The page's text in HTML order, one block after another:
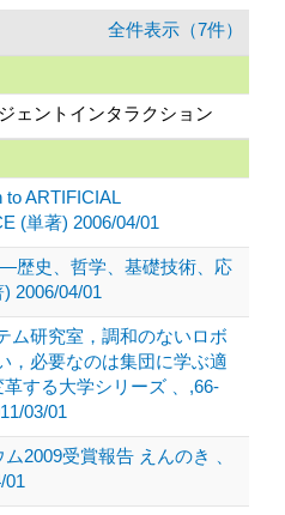
全件表示（7件）
ェントインタラクション
to ARTIFICIAL
(単著) 2006/04/01
歴史、哲学、基礎技術、応
2006/04/01
ム研究室，調和のないロボ
，必要なのは集団に学ぶ適
する大学シリーズ 、,66-
03/01
2009受賞報告 えんのき 、
01